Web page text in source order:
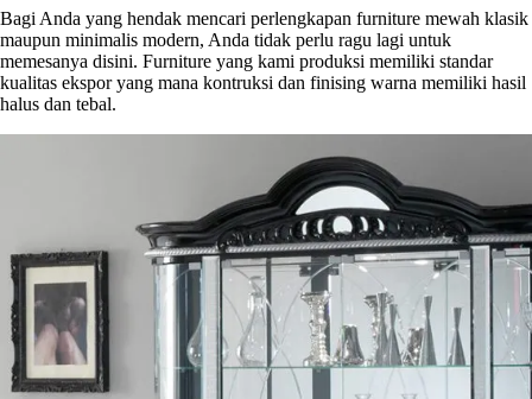
Bagi Anda yang hendak mencari perlengkapan furniture mewah klasik
maupun minimalis modern, Anda tidak perlu ragu lagi untuk
memesanya disini. Furniture yang kami produksi memiliki standar
kualitas ekspor yang mana kontruksi dan finising warna memiliki hasil
halus dan tebal.